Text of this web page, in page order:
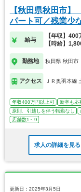
【秋田県秋田市
パート可／残業少
給与
【年収】
【時給】
勤務地 秋田県 秋田市
アクセス ＪＲ奥羽本線
年収400万円以上可 新卒も応
原則、引越しを伴う転勤なし
店舗数1～9
求人の詳細を見る
更新日：2025年3月5日